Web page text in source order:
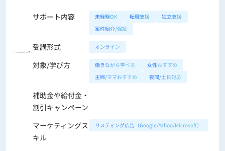
サポート内容 未経験OK 転職支援
独立支援
案件紹介/保証
受講形式 オンライン
対象/学び方 働きながら学べる
女性おすすめ
主婦/ママおすすめ
夜間/土日対応
補助金や給付金・
割引キャンペーン
マーケティングス
キル
リスティング広告（Google/Yahoo/Microsoft）